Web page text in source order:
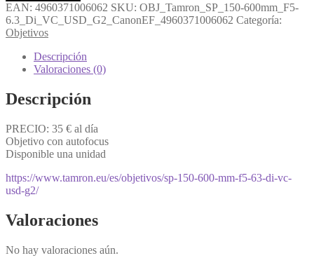
EAN: 4960371006062 SKU: OBJ_Tamron_SP_150-600mm_F5-
6.3_Di_VC_USD_G2_CanonEF_4960371006062 Categoría:
Objetivos
Descripción
Valoraciones (0)
Descripción
PRECIO: 35 € al día
Objetivo con autofocus
Disponible una unidad
https://www.tamron.eu/es/objetivos/sp-150-600-mm-f5-63-di-vc-
usd-g2/
Valoraciones
No hay valoraciones aún.